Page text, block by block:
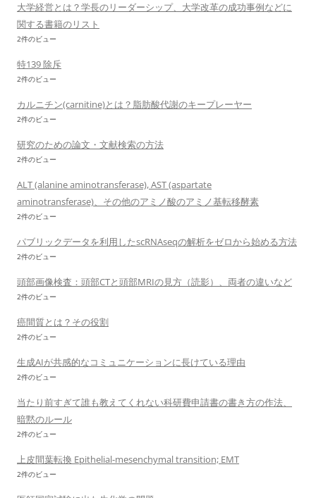
大学経営とは？学長のリーダーシップ、大学改革の成功事例などに
関する書籍のリスト
2件のビュー
特139 除斥
2件のビュー
カルニチン(carnitine)とは？脂肪酸代謝のキープレーヤー
2件のビュー
研究のための論文・文献検索の方法
2件のビュー
ALT (alanine aminotransferase), AST (aspartate
aminotransferase)、その他のアミノ酸のアミノ基転移酵素
2件のビュー
パブリックデータを利用したscRNAseqの解析をゼロから始める方法
2件のビュー
頭部画像検査：頭部CTと頭部MRIの見方（読影）、両者の違いなど
2件のビュー
癌間質とは？その役割
2件のビュー
生成AIが共感的なコミュニケーションに長けている理由
2件のビュー
当たり前すぎて誰も教えてくれない科研費申請書の書き方の作法、
暗黙のルール
2件のビュー
上皮間葉転換 Epithelial-mesenchymal transition; EMT
2件のビュー